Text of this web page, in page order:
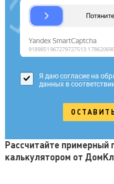
Я даюсогласие на
данных в
Рассчитайте примерный
калькулятором от